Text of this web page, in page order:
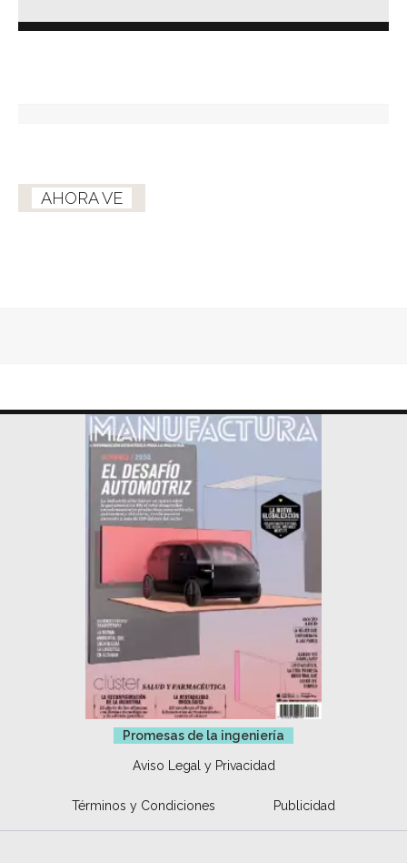
AHORA VE
Promesas de la ingeniería
Aviso Legal y Privacidad
Términos y Condiciones Publicidad